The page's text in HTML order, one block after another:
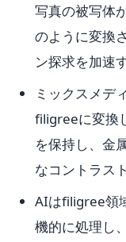
写真の被写体
のように変換
ン探求を加速
ミックスメデ
filigreeに変換
を保持し、金
なコントラス
AIはfiligree領
機的に処理し